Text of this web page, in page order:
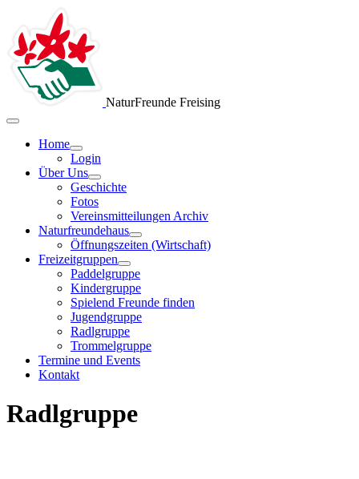
NaturFreunde Freising
Home
Login
Über Uns
Geschichte
Fotos
Vereinsmitteilungen Archiv
Naturfreundehaus
Öffnungszeiten (Wirtschaft)
Freizeitgruppen
Paddelgruppe
Kindergruppe
Spielend Freunde finden
Jugendgruppe
Radlgruppe
Trommelgruppe
Termine und Events
Kontakt
Radlgruppe